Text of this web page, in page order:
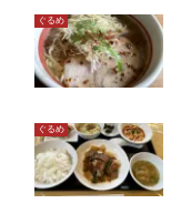
ぐるめ
ぐるめ